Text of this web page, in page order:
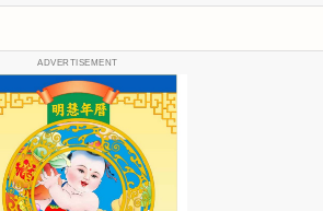
ADVERTISEMENT